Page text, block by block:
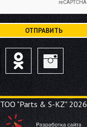
ТОО "Parts & S-KZ" 2026